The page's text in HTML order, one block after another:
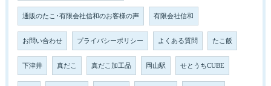
通販のたこ･有限会社信和のお客様の声 有限会社信和
お問い合わせ プライバシーポリシー よくある質問 たこ飯
下津井 真だこ 真だこ加工品 岡山駅 せとうちCUBE